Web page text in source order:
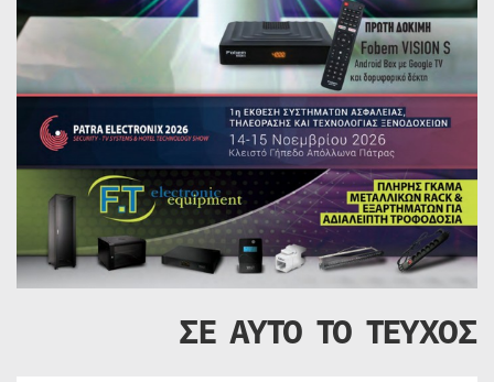
ΣΕ ΑΥΤΟ ΤΟ ΤΕΥΧΟΣ